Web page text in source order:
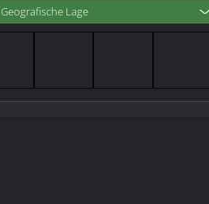
Geografische Lage